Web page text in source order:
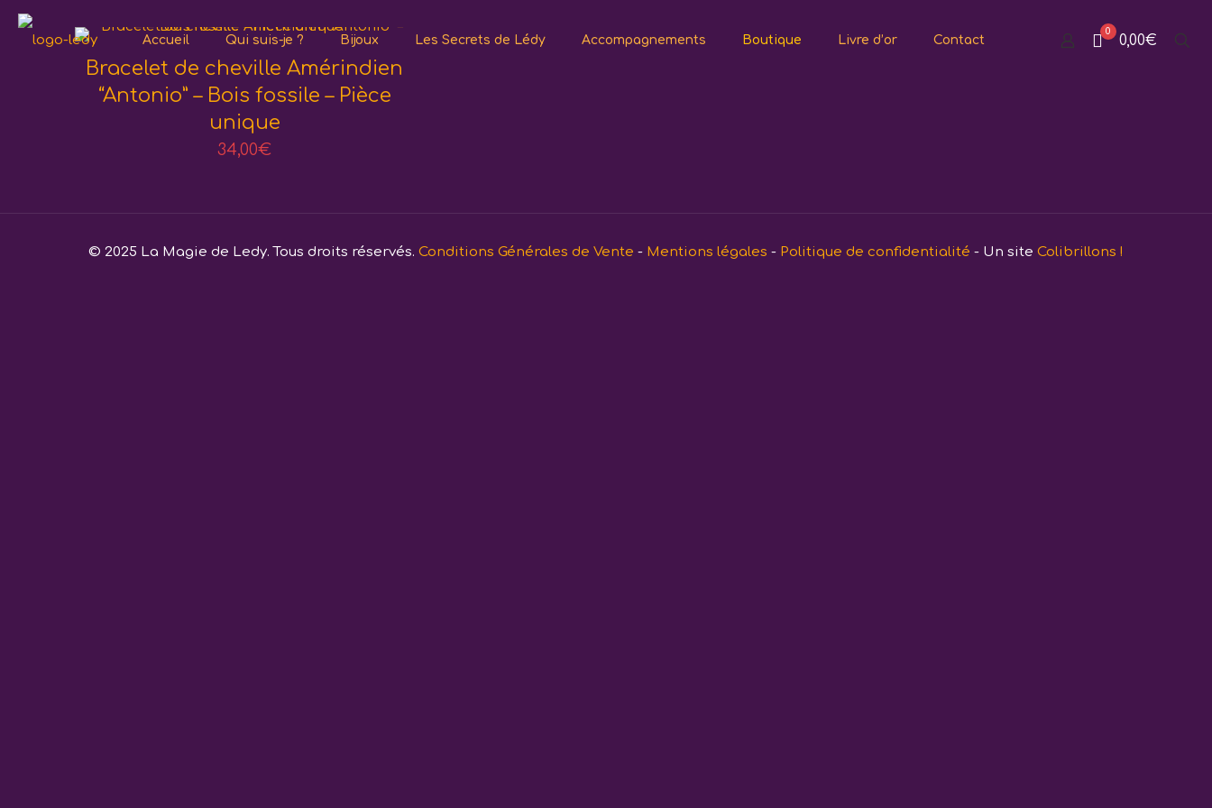
Accueil Qui suis-je ? Bijoux Les Secrets de Lédy Accompagnements Boutique Livre d’or Contact
0
0,00€
Bracelet de cheville Amérindien
“Antonio” – Bois fossile – Pièce
unique
34,00€
© 2025 La Magie de Ledy. Tous droits réservés. Conditions Générales de Vente - Mentions légales - Politique de confidentialité - Un site Colibrillons !